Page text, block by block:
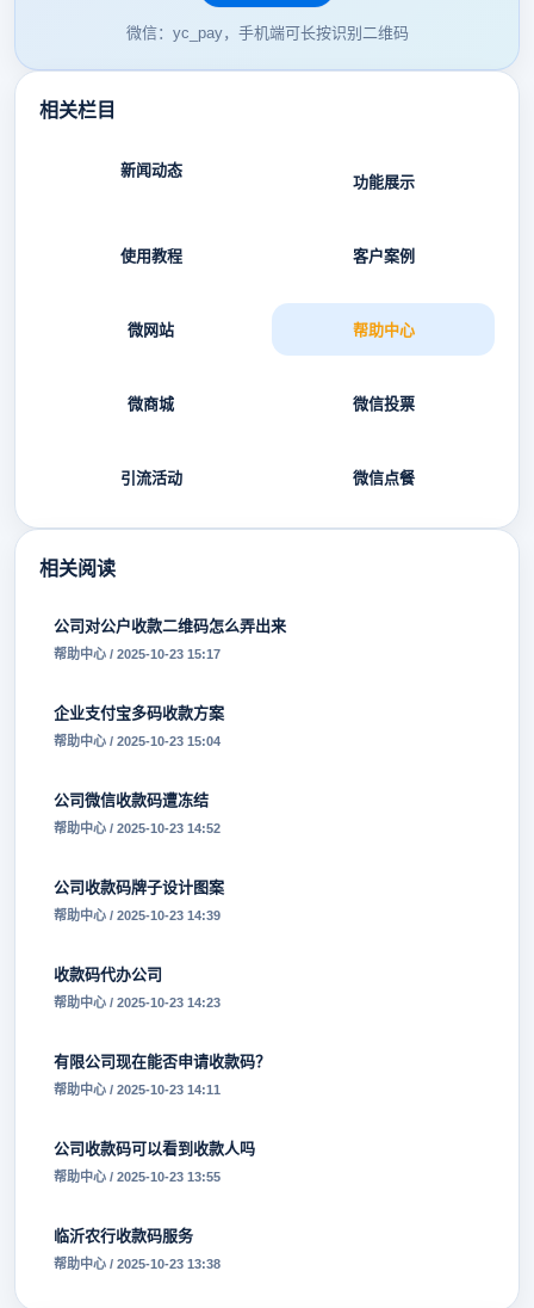
微信：yc_pay，手机端可长按识别二维码
相关栏目
新闻动态
功能展示
使用教程 客户案例
微网站 帮助中心
微商城 微信投票
引流活动 微信点餐
相关阅读
公司对公户收款二维码怎么弄出来
帮助中心 / 2025-10-23 15:17
企业支付宝多码收款方案
帮助中心 / 2025-10-23 15:04
公司微信收款码遭冻结
帮助中心 / 2025-10-23 14:52
公司收款码牌子设计图案
帮助中心 / 2025-10-23 14:39
收款码代办公司
帮助中心 / 2025-10-23 14:23
有限公司现在能否申请收款码？
帮助中心 / 2025-10-23 14:11
公司收款码可以看到收款人吗
帮助中心 / 2025-10-23 13:55
临沂农行收款码服务
帮助中心 / 2025-10-23 13:38